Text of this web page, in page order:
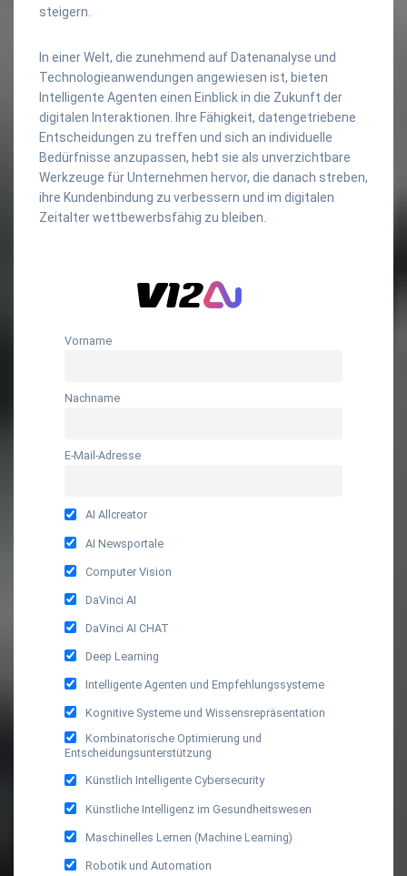
steigern.
In einer Welt, die zunehmend auf Datenanalyse und
Technologieanwendungen angewiesen ist, bieten
Intelligente Agenten einen Einblick in die Zukunft der
digitalen Interaktionen. Ihre Fähigkeit, datengetriebene
Entscheidungen zu treffen und sich an individuelle
Bedürfnisse anzupassen, hebt sie als unverzichtbare
Werkzeuge für Unternehmen hervor, die danach streben,
ihre Kundenbindung zu verbessern und im digitalen
Zeitalter wettbewerbsfähig zu bleiben.
Vorname
Nachname
E-Mail-Adresse
AI Allcreator
AI Newsportale
Computer Vision
DaVinci AI
DaVinci AI CHAT
Deep Learning
Intelligente Agenten und Empfehlungssysteme
Kognitive Systeme und Wissensrepräsentation
Kombinatorische Optimierung und
Entscheidungsunterstützung
Künstlich Intelligente Cybersecurity
Künstliche Intelligenz im Gesundheitswesen
Maschinelles Lernen (Machine Learning)
Robotik und Automation